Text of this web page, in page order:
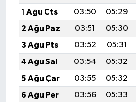
1 Ağu Cts
03:50 05:29
2 Ağu Paz
03:51 05:30
3 Ağu Pts
03:52 05:31
4 Ağu Sal
03:54 05:32
5 Ağu Çar
03:55 05:32
6 Ağu Per
03:56 05:33